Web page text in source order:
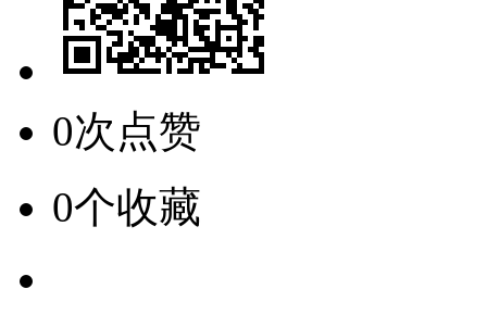
0次点赞
0个收藏